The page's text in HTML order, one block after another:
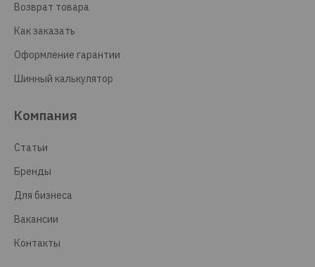
Возврат товара
Как заказать
Оформление гарантии
Шинный калькулятор
Компания
Статьи
Бренды
Для бизнеса
Вакансии
Контакты